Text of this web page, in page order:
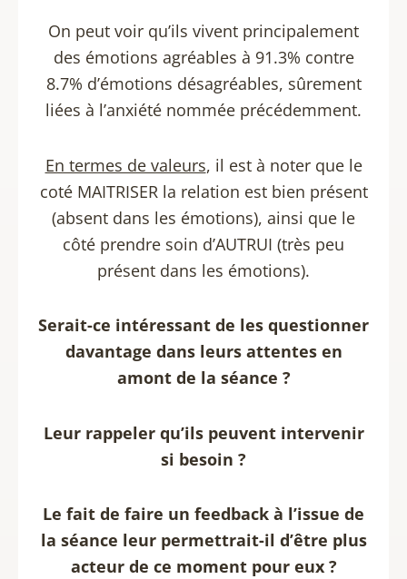
On peut voir qu’ils vivent principalement
des émotions agréables à 91.3% contre
8.7% d’émotions désagréables, sûrement
liées à l’anxiété nommée précédemment.
En termes de valeurs, il est à noter que le
coté MAITRISER la relation est bien présent
(absent dans les émotions), ainsi que le
côté prendre soin d’AUTRUI (très peu
présent dans les émotions).
Serait-ce intéressant de les questionner
davantage dans leurs attentes en
amont de la séance ?
Leur rappeler qu’ils peuvent intervenir
si besoin ?
Le fait de faire un feedback à l’issue de
la séance leur permettrait-il d’être plus
acteur de ce moment pour eux ?